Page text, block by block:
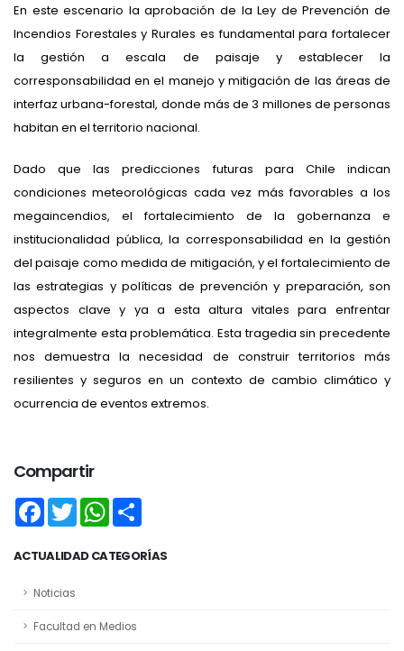
En este escenario la aprobación de la Ley de Prevención de
Incendios Forestales y Rurales es fundamental para fortalecer
la gestión a escala de paisaje y establecer la
corresponsabilidad en el manejo y mitigación de las áreas de
interfaz urbana-forestal, donde más de 3 millones de personas
habitan en el territorio nacional.
Dado que las predicciones futuras para Chile indican
condiciones meteorológicas cada vez más favorables a los
megaincendios, el fortalecimiento de la gobernanza e
institucionalidad pública, la corresponsabilidad en la gestión
del paisaje como medida de mitigación, y el fortalecimiento de
las estrategias y políticas de prevención y preparación, son
aspectos clave y ya a esta altura vitales para enfrentar
integralmente esta problemática. Esta tragedia sin precedente
nos demuestra la necesidad de construir territorios más
resilientes y seguros en un contexto de cambio climático y
ocurrencia de eventos extremos.
Compartir
Facebook
TwitterWhatsApp
ACTUALIDAD CATEGORÍAS
Noticias
Facultad en Medios